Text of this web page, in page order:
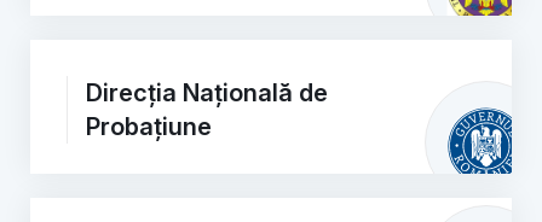
Direcția Națională de
Probațiune